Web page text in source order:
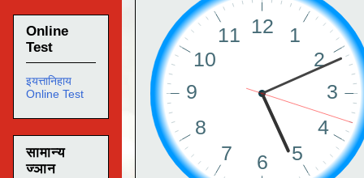
Online
Test
इयत्तानिहाय
Online Test
सामान्य
ज्ञान